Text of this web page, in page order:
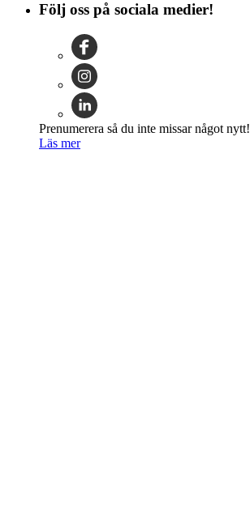
Följ oss på sociala medier!
Prenumerera så du inte missar något nytt!
Läs mer